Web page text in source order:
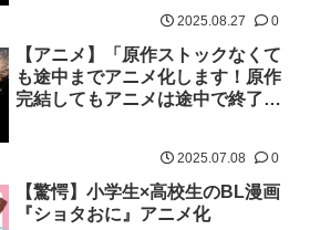
2025.08.27 0
【アニメ】「原作ストックなくて
も途中までアニメ化します！原作
完結してもアニメは途中で終了で
2025.07.08 0
【驚愕】小学生×高校生のBL漫画
『ショタおに』アニメ化